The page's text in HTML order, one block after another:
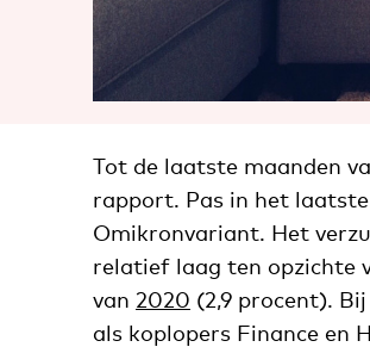
Tot de laatste maanden
rapport. Pas in het
Omikronvariant. Het
relatief laag ten opzichte
van 2020 (2,9 procent).
als koplopers Finance en